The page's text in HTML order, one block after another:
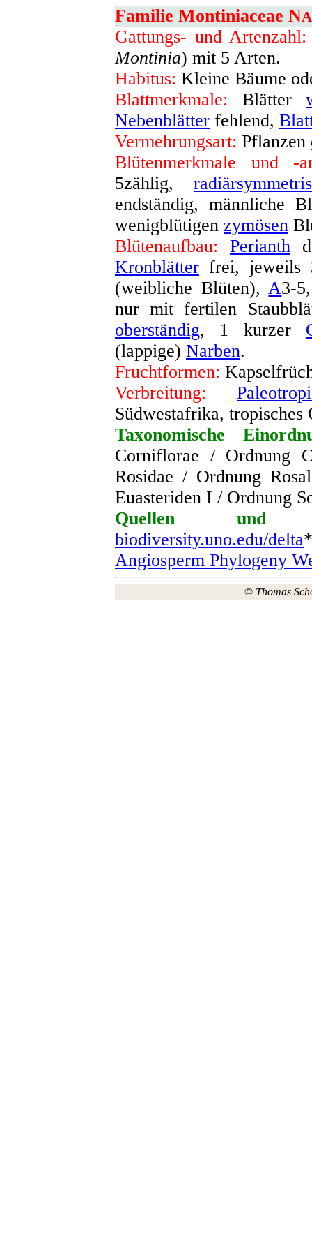
Familie Montiniaceae N
Gattungs- und Artenzahl:
Montinia) mit 5 Arten.
Habitus: Kleine Bäume
Blattmerkmale: Blätter
Nebenblätter fehlend,
Vermehrungsart: Pflanzen
Blütenmerkmale und -
5zählig,
endständig, männliche
wenigblütigen zymösen
Blütenaufbau:
Perianth
Kronblätter frei, jeweils
(weibliche Blüten),A3-
nur mit fertilen
oberständig, 1 kurzer
(lappige) Narben.
Fruchtformen:
Verbreitung:
Südwestafrika, tropisches
Taxonomische
Corniflorae / Ordnung
Rosidae / Ordnung
Euasteriden I / Ordnung
Quellen und
biodiversity.uno.edu/delta
Angiosperm Phylogeny
© Thomas